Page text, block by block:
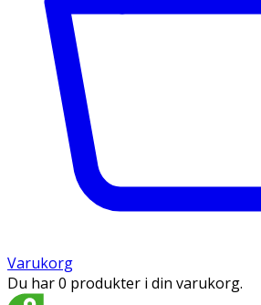
Varukorg
Du har 0 produkter i din varukorg.